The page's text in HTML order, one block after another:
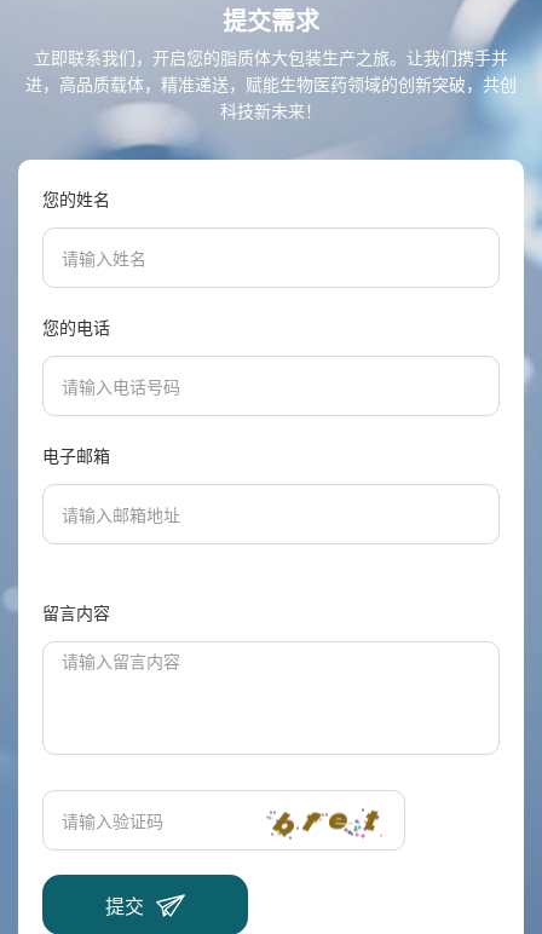
提交需求
立即联系我们，开启您的脂质体大包装生产之旅。让我们携手并
进，高品质载体，精准递送，赋能生物医药领域的创新突破，共创
科技新未来！
您的姓名
您的电话
电子邮箱
留言内容